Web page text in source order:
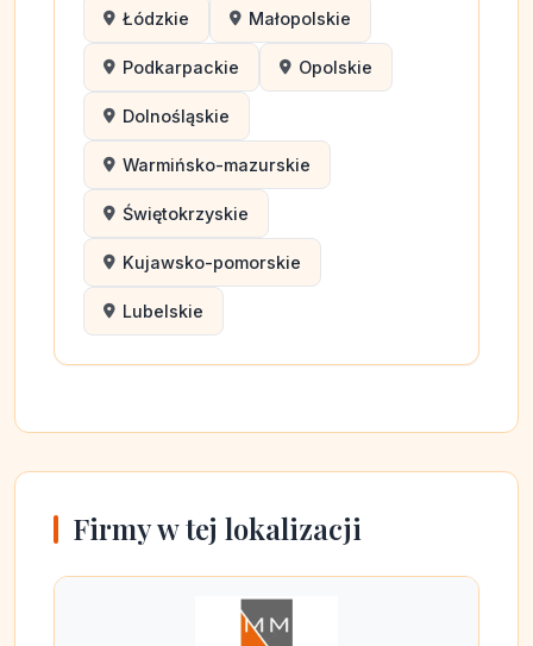
Łódzkie Małopolskie
Podkarpackie Opolskie
Dolnośląskie
Warmińsko-mazurskie
Świętokrzyskie
Kujawsko-pomorskie
Lubelskie
Firmy w tej lokalizacji